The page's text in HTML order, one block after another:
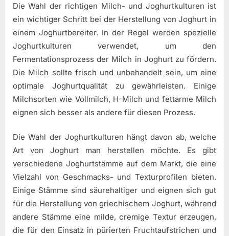
Die Wahl der richtigen Milch- und Joghurtkulturen ist
ein wichtiger Schritt bei der Herstellung von Joghurt in
einem Joghurtbereiter. In der Regel werden spezielle
Joghurtkulturen verwendet, um den
Fermentationsprozess der Milch in Joghurt zu fördern.
Die Milch sollte frisch und unbehandelt sein, um eine
optimale Joghurtqualität zu gewährleisten. Einige
Milchsorten wie Vollmilch, H-Milch und fettarme Milch
eignen sich besser als andere für diesen Prozess.
Die Wahl der Joghurtkulturen hängt davon ab, welche
Art von Joghurt man herstellen möchte. Es gibt
verschiedene Joghurtstämme auf dem Markt, die eine
Vielzahl von Geschmacks- und Texturprofilen bieten.
Einige Stämme sind säurehaltiger und eignen sich gut
für die Herstellung von griechischem Joghurt, während
andere Stämme eine milde, cremige Textur erzeugen,
die für den Einsatz in pürierten Fruchtaufstrichen und